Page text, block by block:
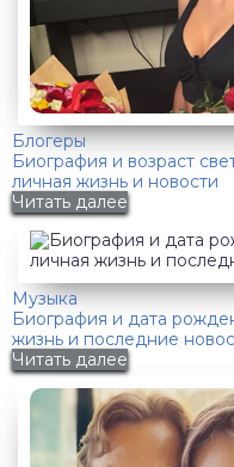
Блогеры
Биография и возраст
личная жизнь и новости
Читать далее
Музыка
Биография и дата
жизнь и последние
Читать далее